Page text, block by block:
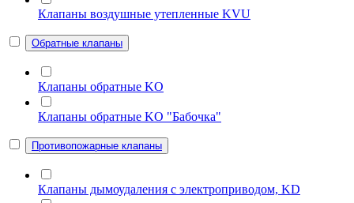
Клапаны воздушные утепленные KVU
Обратные клапаны
Клапаны обратные KO
Клапаны обратные KO "Бабочка"
Противопожарные клапаны
Клапаны дымоудаления с электроприводом, KD